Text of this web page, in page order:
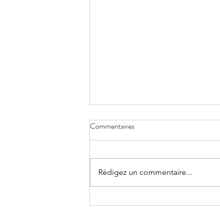
Commentaires
Rédigez un commentaire...